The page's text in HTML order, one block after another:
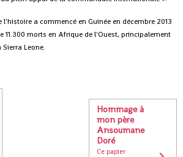
a commencé en Guinée en décembre 2013
11.300 morts en Afrique de l'Ouest, principalement
Sierra Leone.
Hommage à
mon père
Ansoumane
Doré
Ce papier